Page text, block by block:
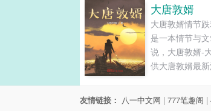
子里长大的病秧
痛、碰一下就
侯府的大公子
管。唯有雍王
大唐敦婿
大唐敦婿情节
是一本情节与
说，大唐敦婿-
供大唐敦婿最
友情链接： 八一中文网 | 777笔趣阁 |